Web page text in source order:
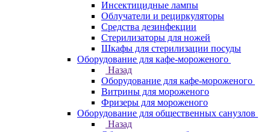
Инсектицидные лампы
Облучатели и рециркуляторы
Средства дезинфекции
Стерилизаторы для ножей
Шкафы для стерилизации посуды
Оборудование для кафе-мороженого
Назад
Оборудование для кафе-мороженого
Витрины для мороженого
Фризеры для мороженого
Оборудование для общественных санузлов
Назад